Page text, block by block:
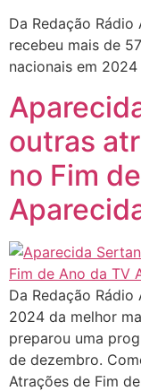
Da Redação Rádio
recebeu mais de
nacionais em 2024
outras
no Fim
Da Redação
2024 da melhor
preparou uma
de dezembro.
Atrações de Fim